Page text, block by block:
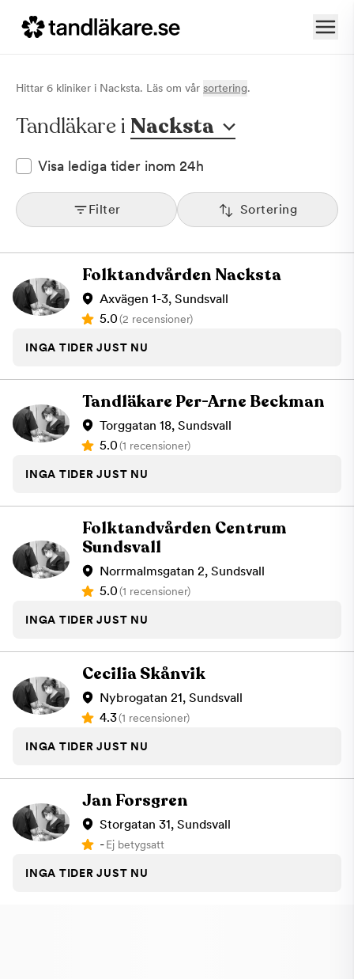
Hittar 6 kliniker i Nacksta. Läs om vår sortering.
Tandläkare i Nacksta
Visa lediga tider inom 24h
Filter Sortering
Folktandvården Nacksta
Axvägen 1-3, Sundsvall
5.0(2 recensioner)
INGA TIDER JUST NU
Tandläkare Per-Arne Beckman
Torggatan 18, Sundsvall
5.0(1 recensioner)
INGA TIDER JUST NU
Folktandvården Centrum
Sundsvall
Norrmalmsgatan 2, Sundsvall
5.0(1 recensioner)
INGA TIDER JUST NU
Cecilia Skånvik
Nybrogatan 21, Sundsvall
4.3(1 recensioner)
INGA TIDER JUST NU
Jan Forsgren
Storgatan 31, Sundsvall
-Ej betygsatt
INGA TIDER JUST NU